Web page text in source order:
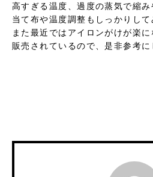
高すぎる温度、過度の蒸気で縮み
当て布や温度調整もしっかりし
また最近ではアイロンがけが楽
販売されているので、是非参考